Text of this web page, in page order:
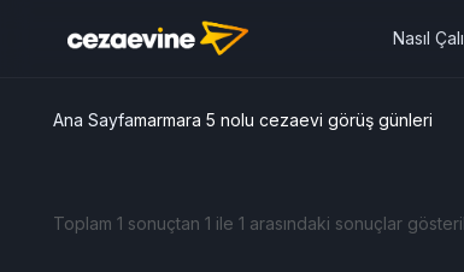
Nasıl
Ana Sayfamarmara 5 nolu cezaevi görüş günleri
Toplam 1 sonuçtan 1 ile 1 arasındaki sonuçlar